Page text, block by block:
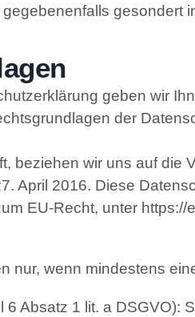
gesondert
geben wir
der
beziehen wir uns auf die
April 2016. Diese
EU-Recht, unter https://
nur, wenn mindestens
6 Absatz 1 lit. a DSGVO):